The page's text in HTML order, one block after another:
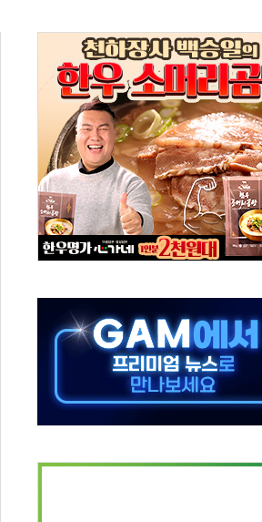
단계 진압 중
상대 中과 비교해야"
선봉'의 대민 봉사
1발 발사… 올해 10번째·42일 만 도발
위기… 반군·마약카르텔이 습득해 전투 활용
표면 부식 물질"
진화...외국인 노동자 숨져